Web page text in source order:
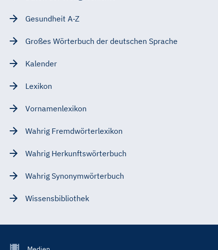
Gesundheit A-Z
Großes Wörterbuch der deutschen Sprache
Kalender
Lexikon
Vornamenlexikon
Wahrig Fremdwörterlexikon
Wahrig Herkunftswörterbuch
Wahrig Synonymwörterbuch
Wissensbibliothek
Footer